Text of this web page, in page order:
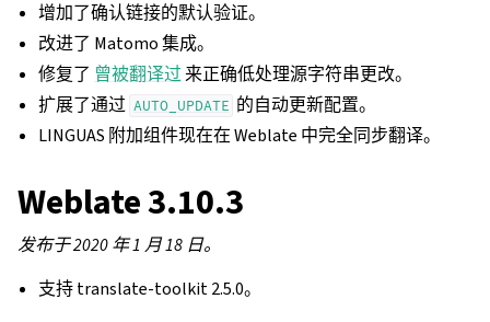
增加了确认链接的默认验证。
改进了 Matomo 集成。
修复了 曾被翻译过 来正确低处理源字符串更改。
扩展了通过 AUTO_UPDATE 的自动更新配置。
LINGUAS 附加组件现在在 Weblate 中完全同步翻译。
Weblate 3.10.3
发布于 2020 年 1 月 18 日。
支持 translate-toolkit 2.5.0。